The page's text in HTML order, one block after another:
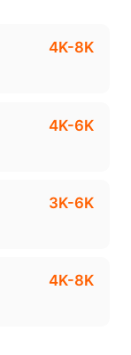
4K-8K
4K-6K
3K-6K
4K-8K